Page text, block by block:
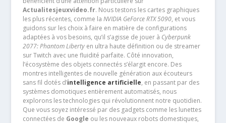
Actualitesjeuxvideo.fr. Nous testons les cartes graphiques
les plus récentes, comme la NVIDIA GeForce RTX 5090, et vous
guidons sur les choix à faire en matière de configurations
adaptées à vos besoins, qu’il s’agisse de jouer à Cyberpunk
2077: Phantom Libertyen ultra haute définition ou de streamer
sur Twitch avec une fluidité parfaite. Côté innovation,
l’écosystème des objets connectés s’élargit encore. Des
montres intelligentes de nouvelle génération aux écouteurs
sans fil dotés d’intelligence artificielle, en passant par des
systèmes domotiques entièrement automatisés, nous
explorons les technologies qui révolutionnent notre quotidien.
Que vous soyez intéressé par des gadgets comme les lunettes
connectées de Google ou les nouveaux robots domestiques,